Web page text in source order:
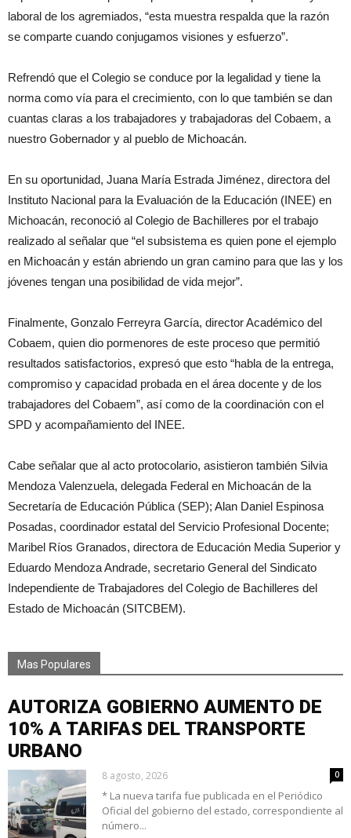
laboral de los agremiados, “esta muestra respalda que la razón
se comparte cuando conjugamos visiones y esfuerzo”.
Refrendó que el Colegio se conduce por la legalidad y tiene la
norma como vía para el crecimiento, con lo que también se dan
cuantas claras a los trabajadores y trabajadoras del Cobaem, a
nuestro Gobernador y al pueblo de Michoacán.
En su oportunidad, Juana María Estrada Jiménez, directora del
Instituto Nacional para la Evaluación de la Educación (INEE) en
Michoacán, reconoció al Colegio de Bachilleres por el trabajo
realizado al señalar que “el subsistema es quien pone el ejemplo
en Michoacán y están abriendo un gran camino para que las y los
jóvenes tengan una posibilidad de vida mejor”.
Finalmente, Gonzalo Ferreyra García, director Académico del
Cobaem, quien dio pormenores de este proceso que permitió
resultados satisfactorios, expresó que esto “habla de la entrega,
compromiso y capacidad probada en el área docente y de los
trabajadores del Cobaem”, así como de la coordinación con el
SPD y acompañamiento del INEE.
Cabe señalar que al acto protocolario, asistieron también Silvia
Mendoza Valenzuela, delegada Federal en Michoacán de la
Secretaría de Educación Pública (SEP); Alan Daniel Espinosa
Posadas, coordinador estatal del Servicio Profesional Docente;
Maribel Ríos Granados, directora de Educación Media Superior y
Eduardo Mendoza Andrade, secretario General del Sindicato
Independiente de Trabajadores del Colegio de Bachilleres del
Estado de Michoacán (SITCBEM).
Mas Populares
AUTORIZA GOBIERNO AUMENTO DE
10% A TARIFAS DEL TRANSPORTE
URBANO
8 agosto, 2026 0
* La nueva tarifa fue publicada en el Periódico
Oficial del gobierno del estado, correspondiente al
número...